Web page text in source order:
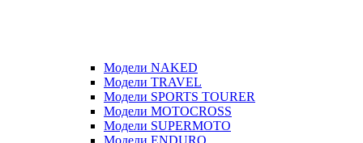
Модели NAKED
Модели TRAVEL
Модели SPORTS TOURER
Модели MOTOCROSS
Модели SUPERMOTO
Модели ENDURO